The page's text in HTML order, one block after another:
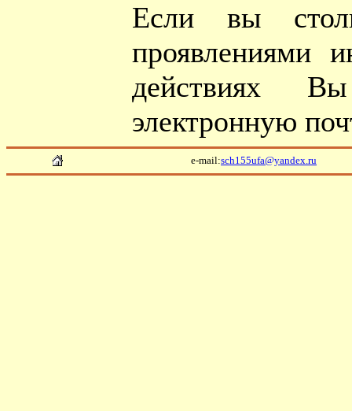
Если вы
проявлениями
действиях
электронную
e-mail:sch155ufa@yandex.ru